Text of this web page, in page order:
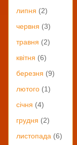
липня (2)
червня (3)
травня (2)
квітня (6)
березня (9)
лютого (1)
січня (4)
грудня (2)
листопада (6)